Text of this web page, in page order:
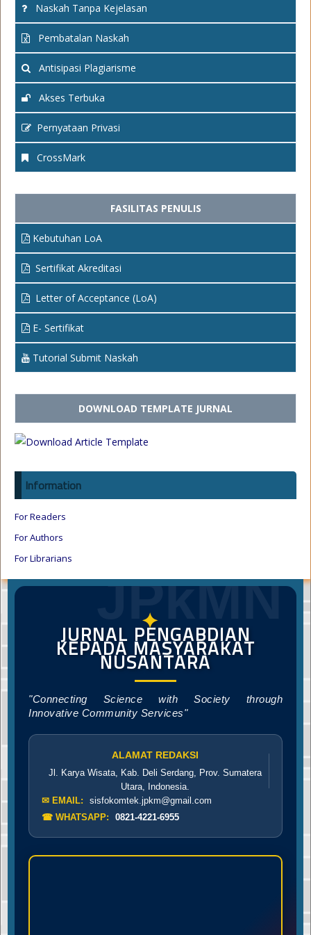
Naskah Tanpa Kejelasan
Pembatalan Naskah
Antisipasi Plagiarisme
Akses Terbuka
Pernyataan Privasi
CrossMark
FASILITAS PENULIS
Kebutuhan LoA
Sertifikat Akreditasi
Letter of Acceptance (LoA)
E- Sertifikat
Tutorial Submit Naskah
DOWNLOAD TEMPLATE JURNAL
Information
For Readers
For Authors
For Librarians
JPkMN
✦
JURNAL PENGABDIAN
KEPADA MASYARAKAT
NUSANTARA
"Connecting Science with Society through
Innovative Community Services"
ALAMAT REDAKSI
Jl. Karya Wisata, Kab. Deli Serdang, Prov. Sumatera
Utara, Indonesia.
✉ EMAIL:
sisfokomtek.jpkm@gmail.com
☎ WHATSAPP:
0821-4221-6955